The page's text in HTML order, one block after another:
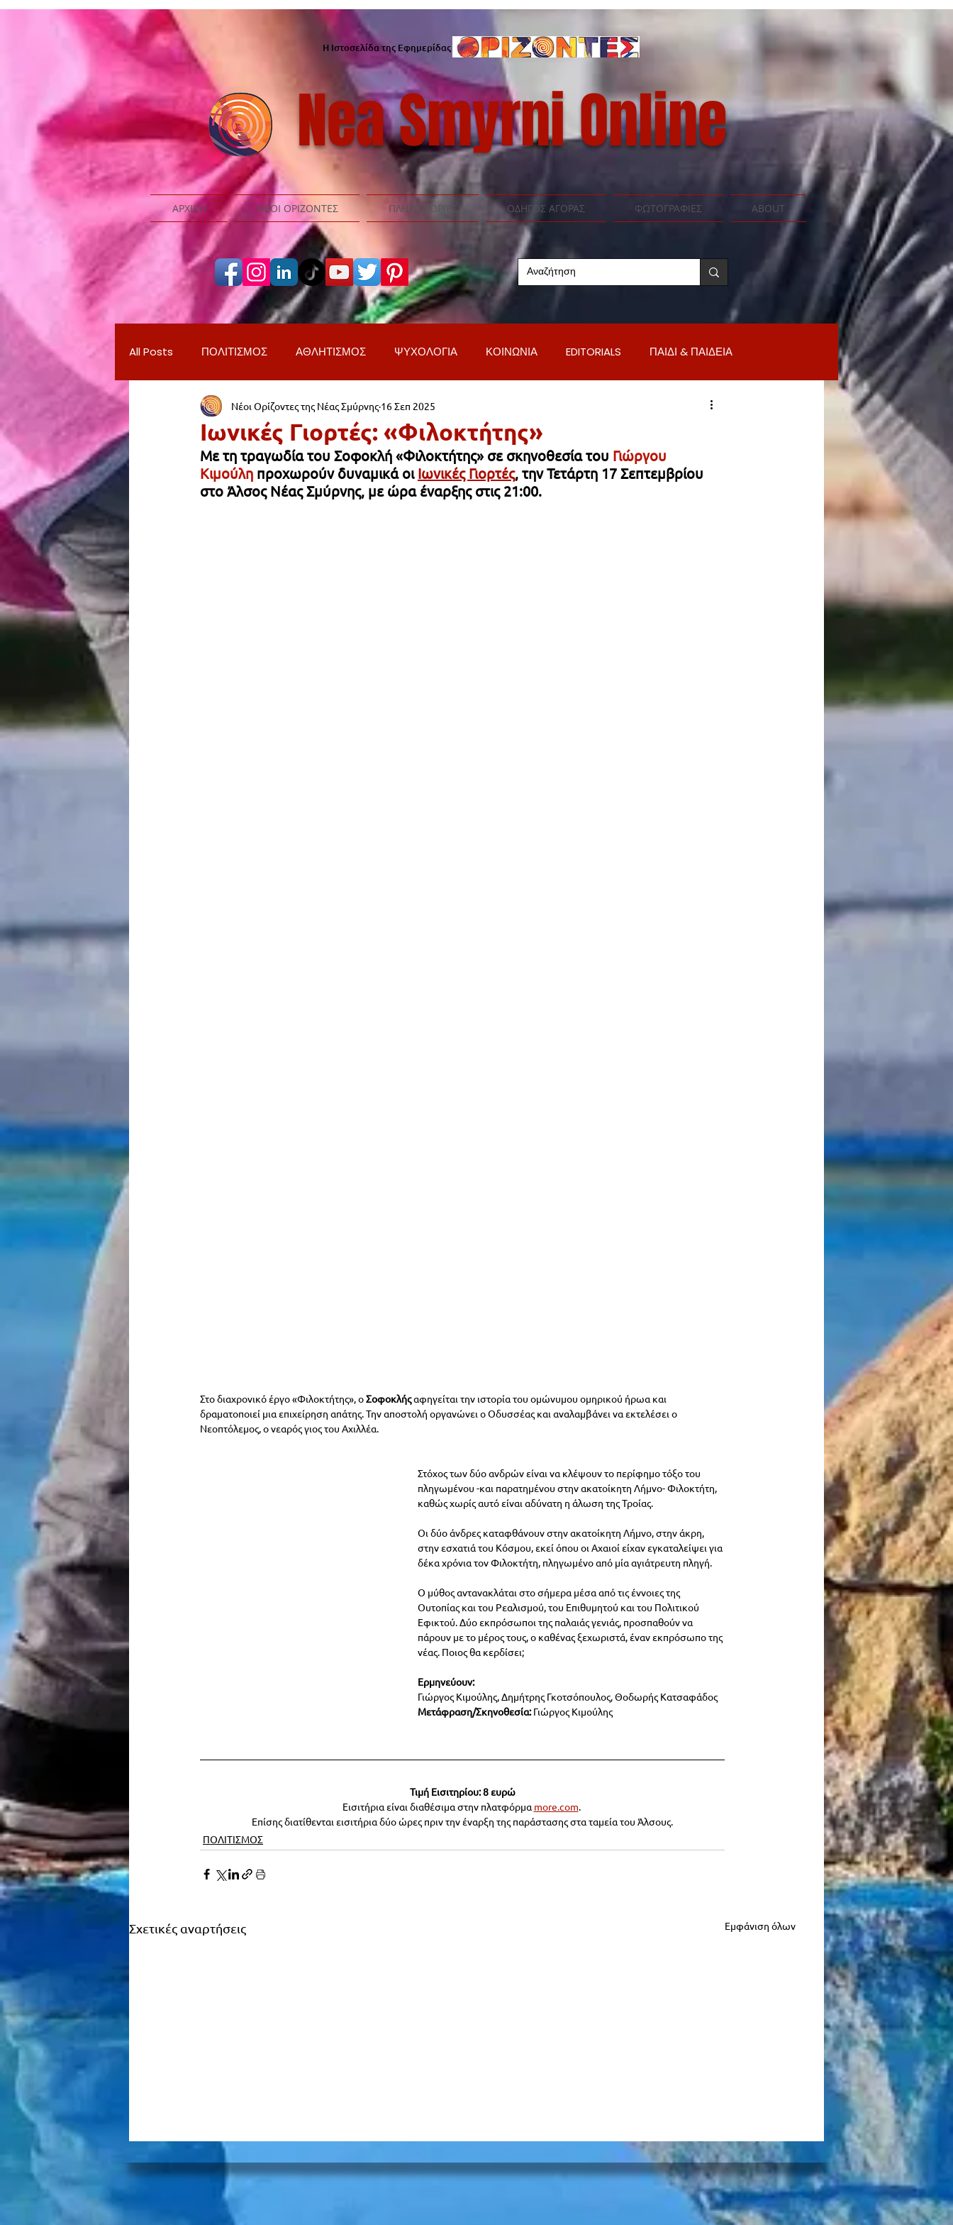
Η Ιστοσελίδα της Εφημερίδας
Nea Smyrni Online
ΑΡΧΙΚΗ ΝΕΟΙ ΟΡΙΖΟΝΤΕΣ ΠΛΗΡΟΦΟΡΙΕΣ ΟΔΗΓΟΣ ΑΓΟΡΑΣ ΦΩΤΟΓΡΑΦΙΕΣ ABOUT
All Posts ΠΟΛΙΤΙΣΜΟΣ ΑΘΛΗΤΙΣΜΟΣ ΨΥΧΟΛΟΓΙΑ ΚΟΙΝΩΝΙΑ EDITORIALS ΠΑΙΔΙ & ΠΑΙΔΕΙΑ
ΔΗΜΟΣ ΝΕΑΣ ΣΜΥΡΝΗΣ ΠΡΟΣΩΠΑ & ΑΠΟΨΕΙΣ ΟΙΚΟΝΟΜΙΑ & ΑΓΟΡΑ
ΨΥΧΑΓΩΓΙΑ ΕΡΓΑΣΙΑ ΕΚΚΛΗΣΙΑ ΕΠΙΣΤΗΜΗ & ΤΕΧΝΟΛΟΓΙΑ ΦΥΣΗ & ΠΕΡΙΒΑΛΛΟΝ
Ιωνικές Γιορτές: «Φιλοκτήτης»
Νέοι Ορίζοντες της Νέας Σμύρνης 16 Σεπ 2025
Με τη τραγωδία του Σοφοκλή «Φιλοκτήτης» σε σκηνοθεσία του Γιώργου
Κιμούλη προχωρούν δυναμικά οι Ιωνικές Γιορτές, την Τετάρτη 17 Σεπτεμβρίου
στο Άλσος Νέας Σμύρνης, με ώρα έναρξης στις 21:00.
Στο διαχρονικό έργο «Φιλοκτήτης», ο Σοφοκλής αφηγείται την ιστορία του ομώνυμου ομηρικού ήρωα και
δραματοποιεί μια επιχείρηση απάτης. Την αποστολή οργανώνει ο Οδυσσέας και αναλαμβάνει να εκτελέσει ο
Νεοπτόλεμος, ο νεαρός γιος του Αχιλλέα.
Στόχος των δύο ανδρών είναι να κλέψουν το περίφημο τόξο του
πληγωμένου -και παρατημένου στην ακατοίκητη Λήμνο- Φιλοκτήτη,
καθώς χωρίς αυτό είναι αδύνατη η άλωση της Τροίας.
Οι δύο άνδρες καταφθάνουν στην ακατοίκητη Λήμνο, στην άκρη,
στην εσχατιά του Κόσμου, εκεί όπου οι Αχαιοί είχαν εγκαταλείψει για
δέκα χρόνια τον Φιλοκτήτη, πληγωμένο από µία αγιάτρευτη πληγή.
Ο μύθος αντανακλάται στο σήμερα μέσα από τις έννοιες της
Ουτοπίας και του Ρεαλισμού, του Επιθυμητού και του Πολιτικού
Εφικτού. Δύο εκπρόσωποι της παλαιάς γενιάς, προσπαθούν να
πάρουν με το μέρος τους, ο καθένας ξεχωριστά, έναν εκπρόσωπο της
νέας. Ποιος θα κερδίσει;
Ερμηνεύουν:
Γιώργος Κιμούλης, Δημήτρης Γκοτσόπουλος, Θοδωρής Κατσαφάδος
Μετάφραση/Σκηνοθεσία: Γιώργος Κιμούλης
Τιμή Εισιτηρίου: 8 ευρώ
Εισιτήρια είναι διαθέσιμα στην πλατφόρμα more.com.
Επίσης διατίθενται εισιτήρια δύο ώρες πριν την έναρξη της παράστασης στα ταμεία του Άλσους.
ΠΟΛΙΤΙΣΜΟΣ
Σχετικές αναρτήσεις Εμφάνιση όλων